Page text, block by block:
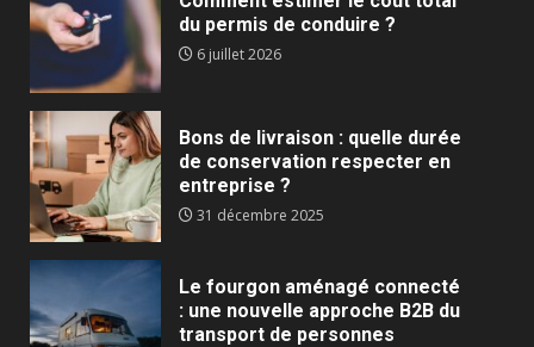
du permis de conduire ?
6 juillet 2026
Bons de livraison : quelle durée
de conservation respecter en
entreprise ?
31 décembre 2025
Le fourgon aménagé connecté
: une nouvelle approche B2B du
transport de personnes